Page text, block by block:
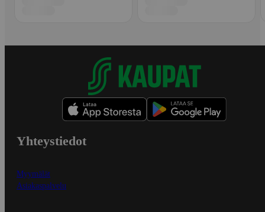
Yhteystiedot
Myymälät
Asiakaspalvelu